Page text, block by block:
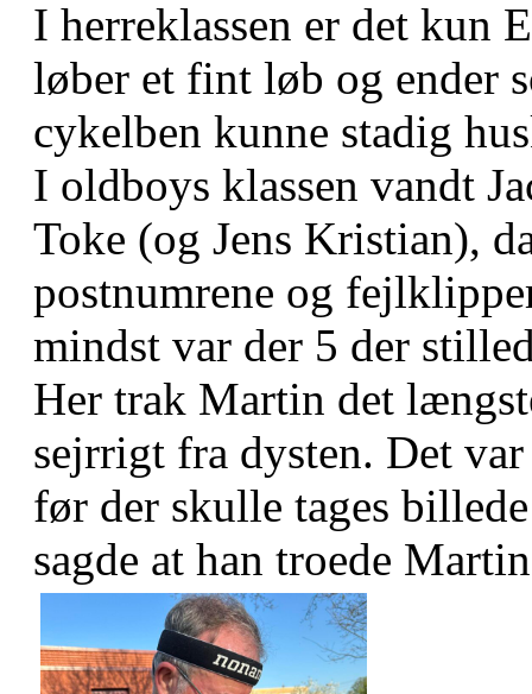
I herreklassen er det kun
løber et fint løb og ender
cykelben kunne stadig
I oldboys klassen vandt
Toke (og Jens Kristian),
postnumrene og
mindst var der 5 der
Her trak Martin det
sejrrigt fra dysten. Det
før der skulle tages
sagde at han troede